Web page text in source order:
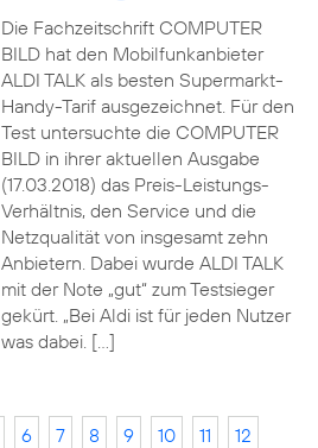
Die Fachzeitschrift COMPUTER
BILD hat den Mobilfunkanbieter
ALDI TALK als besten Supermarkt-
Handy-Tarif ausgezeichnet. Für den
Test untersuchte die COMPUTER
BILD in ihrer aktuellen Ausgabe
(17.03.2018) das Preis-Leistungs-
Verhältnis, den Service und die
Netzqualität von insgesamt zehn
Anbietern. Dabei wurde ALDI TALK
mit der Note „gut“ zum Testsieger
gekürt. „Bei Aldi ist für jeden Nutzer
was dabei. […]
6 7 8 9 10 11
12